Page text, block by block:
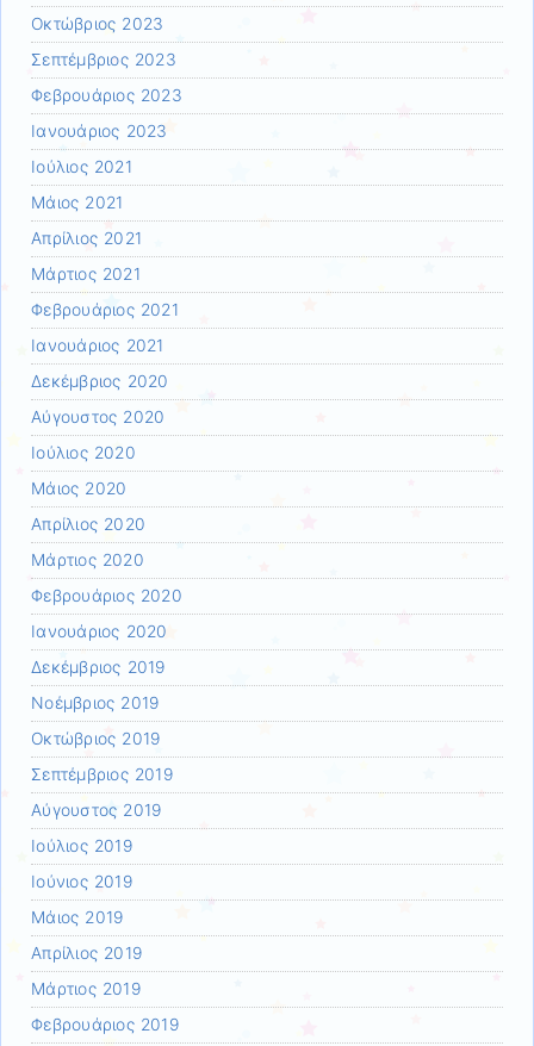
Οκτώβριος 2023
Σεπτέμβριος 2023
Φεβρουάριος 2023
Ιανουάριος 2023
Ιούλιος 2021
Μάιος 2021
Απρίλιος 2021
Μάρτιος 2021
Φεβρουάριος 2021
Ιανουάριος 2021
Δεκέμβριος 2020
Αύγουστος 2020
Ιούλιος 2020
Μάιος 2020
Απρίλιος 2020
Μάρτιος 2020
Φεβρουάριος 2020
Ιανουάριος 2020
Δεκέμβριος 2019
Νοέμβριος 2019
Οκτώβριος 2019
Σεπτέμβριος 2019
Αύγουστος 2019
Ιούλιος 2019
Ιούνιος 2019
Μάιος 2019
Απρίλιος 2019
Μάρτιος 2019
Φεβρουάριος 2019